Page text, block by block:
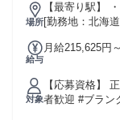
場所
【最寄り駅】
[勤務地：北海
給与
月給215,625円
対象
【応募資格】 正看護師 【メリット】 #
者歓迎 #ブラン